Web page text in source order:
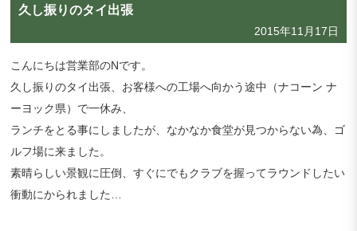
久し振りのタイ出張
2015年11月17日
こんにちは営業部のNです。
久し振りのタイ出張、お客様への工場へ向かう途中（ナコーン ナ
ーヨック県）で一休み、
ランチをとる事にしましたが、なかなか食堂が見つからない為、ゴ
ルフ場に来ました。
素晴らしい景観に圧倒、すぐにでもクラブを握ってラウンドしたい
衝動にかられました…